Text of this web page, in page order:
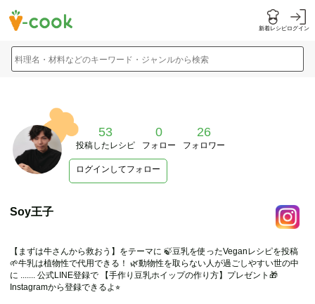
新着レシピログイン
料理名・材料などのキーワード・ジャンルから検索
53
投稿したレシピ
0
フォロー
26
フォロワー
ログインしてフォロー
Soy王子
【まずは牛さんから救おう】をテーマに 🍃豆乳を使ったVeganレシピを投稿
🌱牛乳は植物性で代用できる！ 🌿動物性を取らない人が過ごしやすい世の中
に ....... 公式LINE登録で 【手作り豆乳ホイップの作り方】プレゼント🎁
Instagramから登録できるよ⭐︎